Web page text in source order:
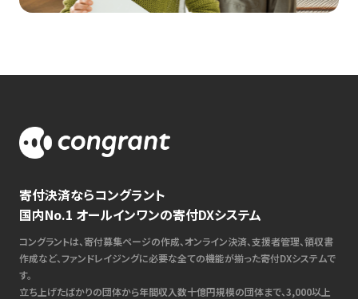
寄付決済ならコングラント
国内No.1 オールインワンの寄付DXシステム
コングラントは、寄付募集ページの作成、オンライン決済、支援者管理、領収書
作成など、ファンドレイジングに必要な全ての機能が揃った寄付DXシステムで
す。
立ち上げたばかりの団体から年間収入数十億円規模の団体まで、3,000以上